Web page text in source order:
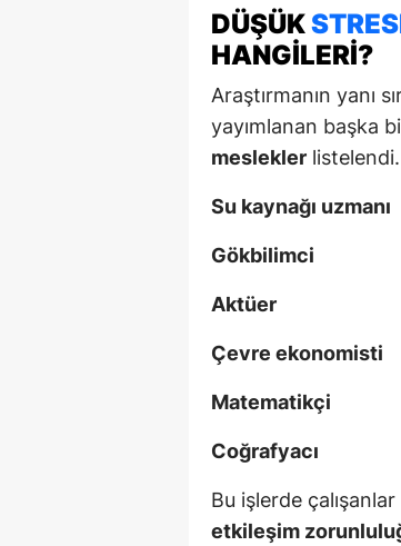
DÜŞÜK
HANGILERI?
Araştırmanın yanı
yayımlanan başka
meslekler
Su kaynağı uzmanı
Gökbilimci
Aktüer
Çevre ekonomisti
Matematikçi
Coğrafyacı
Bu işlerde
etkileşim